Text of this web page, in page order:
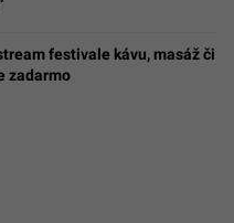
festivale kávu, masáž či
zadarmo